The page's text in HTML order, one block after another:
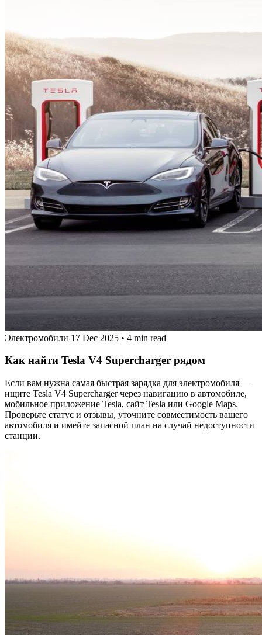
Электромобили 17 Dec 2025 • 4 min read
Как найти Tesla V4 Supercharger рядом
Если вам нужна самая быстрая зарядка для электромобиля —
ищите Tesla V4 Supercharger через навигацию в автомобиле,
мобильное приложение Tesla, сайт Tesla или Google Maps.
Проверьте статус и отзывы, уточните совместимость вашего
автомобиля и имейте запасной план на случай недоступности
станции.